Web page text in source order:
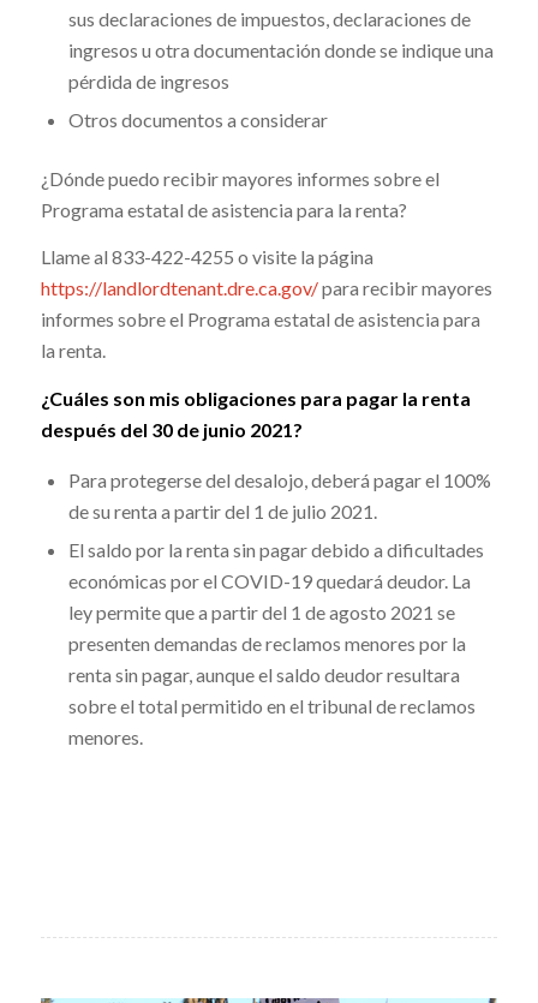
sus declaraciones de impuestos, declaraciones de
ingresos u otra documentación donde se indique una
pérdida de ingresos
Otros documentos a considerar
¿Dónde puedo recibir mayores informes sobre el
Programa estatal de asistencia para la renta?
Llame al 833-422-4255 o visite la página
https://landlordtenant.dre.ca.gov/para recibir mayores
informes sobre el Programa estatal de asistencia para
la renta.
¿Cuáles son mis obligaciones para pagar la renta
después del 30 de junio 2021?
Para protegerse del desalojo, deberá pagar el 100%
de su renta a partir del 1 de julio 2021.
El saldo por la renta sin pagar debido a dificultades
económicas por el COVID-19 quedará deudor. La
ley permite que a partir del 1 de agosto 2021 se
presenten demandas de reclamos menores por la
renta sin pagar, aunque el saldo deudor resultara
sobre el total permitido en el tribunal de reclamos
menores.